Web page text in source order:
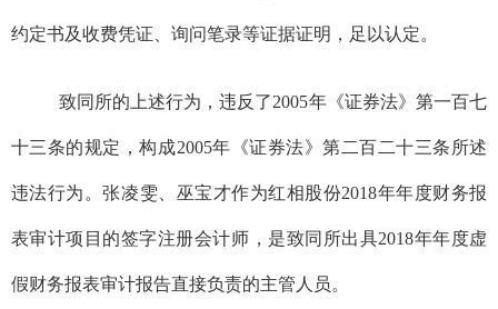
约定书及收费凭证、询问笔录等证据证明，足以认定。
致同所的上述行为 ，违反 了2005年《证券法》第一百七
十三条的规定，构成2005年《证券法》第二百二十三条所述
违法行为。张凌雯、 巫宝才作为红相股份2018年年度财务报
表审计项目的签字注册会计师，是致同所出具2018年年度虚
假财务报表审计报告直接负责的主管人员。